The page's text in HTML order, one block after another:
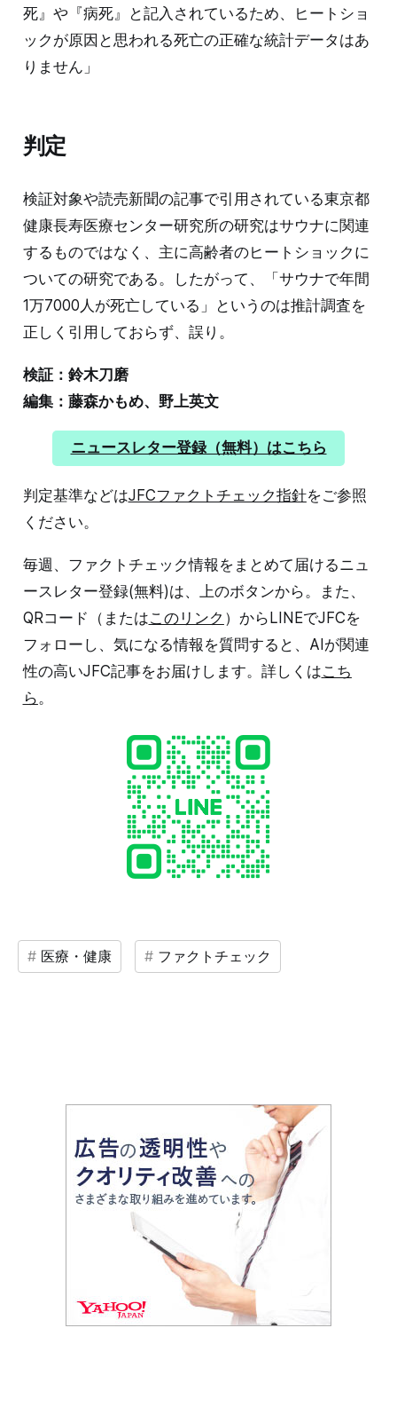
死』や『病死』と記入されているため、ヒートショ
ックが原因と思われる死亡の正確な統計データはあ
りません」
判定
検証対象や読売新聞の記事で引用されている東京都
健康長寿医療センター研究所の研究はサウナに関連
するものではなく、主に高齢者のヒートショックに
ついての研究である。したがって、「サウナで年間
1万7000人が死亡している」というのは推計調査を
正しく引用しておらず、誤り。
検証：鈴木刀磨
編集：藤森かもめ、野上英文
ニュースレター登録（無料）はこちら
判定基準などはJFCファクトチェック指針をご参照
ください。
毎週、ファクトチェック情報をまとめて届けるニュ
ースレター登録(無料)は、上のボタンから。また、
QRコード（またはこのリンク ）からLINEでJFCを
フォローし、気になる情報を質問すると、AIが関連
性の高いJFC記事をお届けします。詳しくはこち
ら。
医療・健康 ファクトチェック